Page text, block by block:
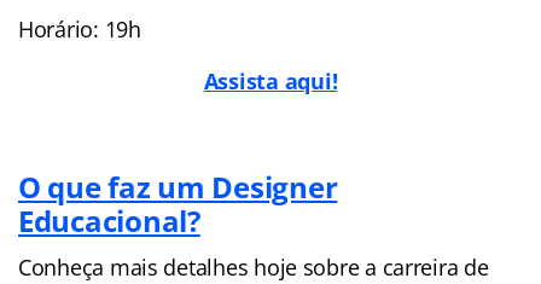
Horário: 19h
Assista aqui!
O que faz um Designer
Educacional?
Conheça mais detalhes hoje sobre a carreira de